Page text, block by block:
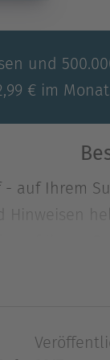
und
€ im
- auf Ihrem
Hinweisen
Hinweisen
wenige.